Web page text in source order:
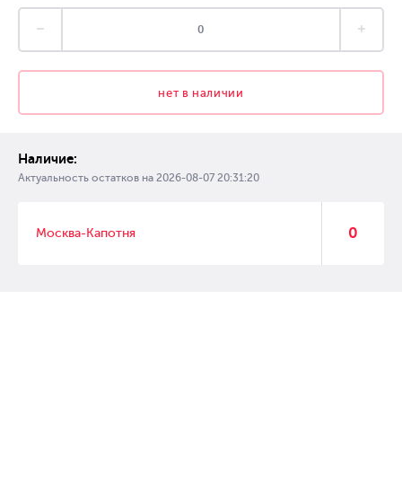
нет в наличии
Наличие:
Актуальность остатков на 2026-08-07 20:31:20
Москва-Капотня 0